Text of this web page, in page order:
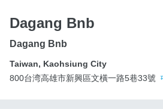
Dagang Bnb
Dagang Bnb
Taiwan, Kaohsiung City
800台湾高雄市新興區文橫一路5巷33號